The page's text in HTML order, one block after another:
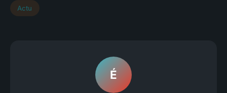
Actu
É